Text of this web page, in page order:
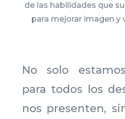
de las habilidades que
para mejorar imagen y
No solo
para todos los
nos presenten,